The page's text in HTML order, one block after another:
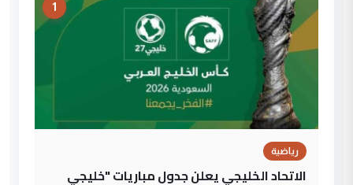
1
رياضية
الاتحاد الخليجي يعلن جدول مباريات "خليجي